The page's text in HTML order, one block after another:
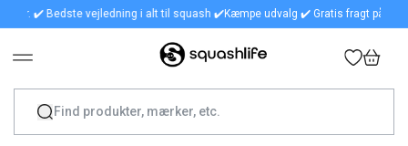
GÅ TIL INDHOLD
✔️ Bedste vejledning i alt til squash ✔️ Kæmpe udvalg ✔️ Gratis fragt på alle
Indkøbskurv